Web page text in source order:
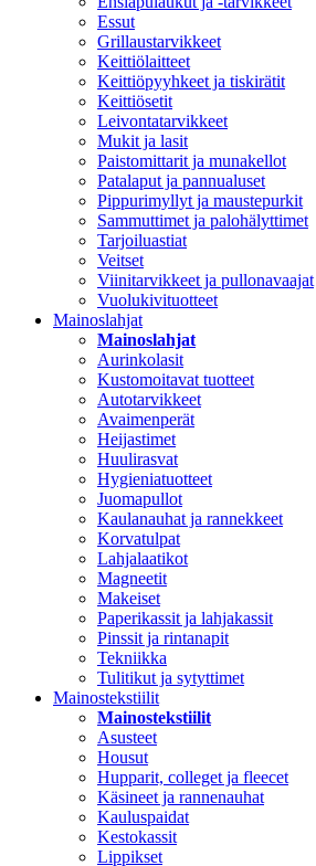
Essut
Grillaustarvikkeet
Keittiölaitteet
Keittiöpyyhkeet ja tiskirätit
Keittiösetit
Leivontatarvikkeet
Mukit ja lasit
Paistomittarit ja munakellot
Patalaput ja pannualuset
Pippurimyllyt ja maustepurkit
Sammuttimet ja palohälyttimet
Tarjoiluastiat
Veitset
Viinitarvikkeet ja pullonavaajat
Vuolukivituotteet
Mainoslahjat
Mainoslahjat
Aurinkolasit
Kustomoitavat tuotteet
Autotarvikkeet
Avaimenperät
Heijastimet
Huulirasvat
Hygieniatuotteet
Juomapullot
Kaulanauhat ja rannekkeet
Korvatulpat
Lahjalaatikot
Magneetit
Makeiset
Paperikassit ja lahjakassit
Pinssit ja rintanapit
Tekniikka
Tulitikut ja sytyttimet
Mainostekstiilit
Mainostekstiilit
Asusteet
Housut
Hupparit, colleget ja fleecet
Käsineet ja rannenauhat
Kauluspaidat
Kestokassit
Lippikset